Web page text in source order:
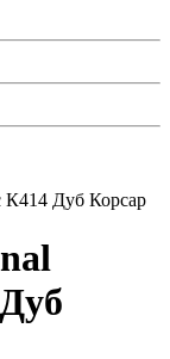
К414 Дуб Корсар